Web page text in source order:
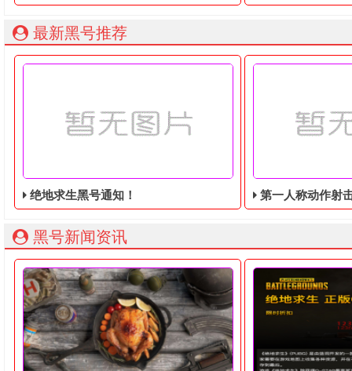
最新黑号推荐
绝地求生黑号通知！ 第一人称动作射击游戏《绝地
黑号新闻资讯